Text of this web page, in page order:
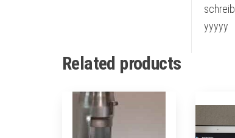
yyyyy
Related products